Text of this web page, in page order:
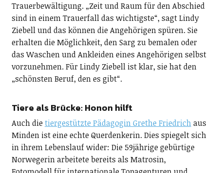
Trauerbewältigung. „Zeit und Raum für den Abschied
sind in einem Trauerfall das wichtigste“, sagt Lindy
Ziebell und das können die Angehörigen spüren. Sie
erhalten die Möglichkeit, den Sarg zu bemalen oder
das Waschen und Ankleiden eines Angehörigen selbst
vorzunehmen. Für Lindy Ziebell ist klar, sie hat den
„schönsten Beruf, den es gibt“.
Tiere als Brücke: Honon hilft
Auch dietiergestützte Pädagogin Grethe Friedrichaus
Minden ist eine echte Querdenkerin. Dies spiegelt sich
in ihrem Lebenslauf wider: Die 59jährige gebürtige
Norwegerin arbeitete bereits als Matrosin,